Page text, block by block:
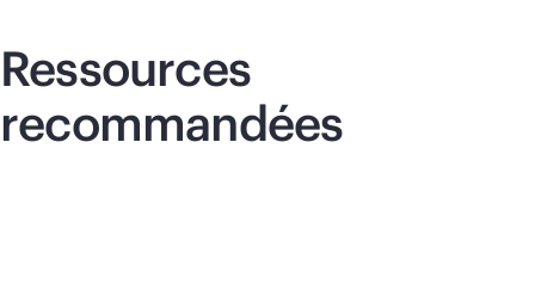
Ressources
recommandées